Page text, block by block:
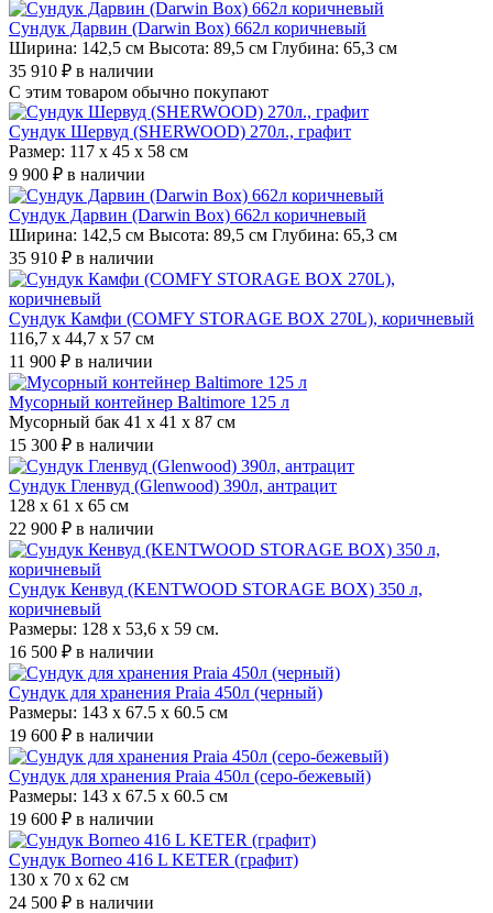
Сундук Дарвин (Darwin Box) 662л коричневый
Ширина: 142,5 см Высота: 89,5 см Глубина: 65,3 см
35 910 ₽ в наличии
С этим товаром обычно покупают
Сундук Шервуд (SHERWOOD) 270л., графит
Размер: 117 x 45 x 58 см
9 900 ₽ в наличии
Сундук Дарвин (Darwin Box) 662л коричневый
Ширина: 142,5 см Высота: 89,5 см Глубина: 65,3 см
35 910 ₽ в наличии
Сундук Камфи (COMFY STORAGE BOX 270L), коричневый
116,7 x 44,7 x 57 см
11 900 ₽ в наличии
Мусорный контейнер Baltimore 125 л
Мусорный бак 41 x 41 x 87 см
15 300 ₽ в наличии
Сундук Гленвуд (Glenwood) 390л, антрацит
128 x 61 x 65 см
22 900 ₽ в наличии
Сундук Кенвуд (KENTWOOD STORAGE BOX) 350 л,
коричневый
Размеры: 128 х 53,6 х 59 см.
16 500 ₽ в наличии
Сундук для хранения Praia 450л (черный)
Размеры: 143 х 67.5 х 60.5 см
19 600 ₽ в наличии
Сундук для хранения Praia 450л (серо-бежевый)
Размеры: 143 х 67.5 х 60.5 см
19 600 ₽ в наличии
Сундук Borneo 416 L KETER (графит)
130 х 70 х 62 см
24 500 ₽ в наличии